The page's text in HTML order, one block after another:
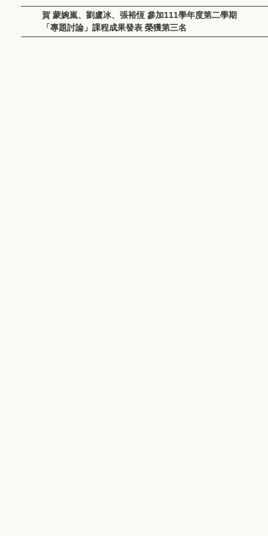
賀 蒙婉嵐、劉盧冰、張裕恆 參加111學年度第二學期
「專題討論」課程成果發表 榮獲第三名